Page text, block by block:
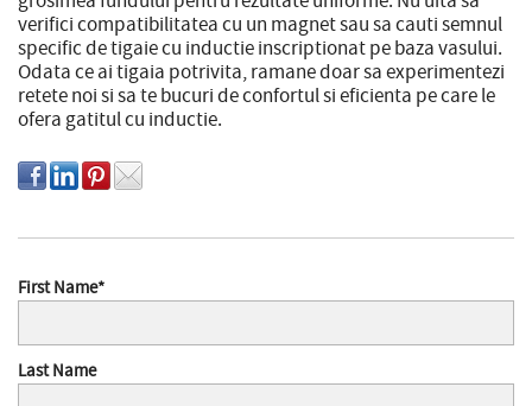
verifici compatibilitatea cu un magnet sau sa cauti semnul
specific de tigaie cu inductie inscriptionat pe baza vasului.
Odata ce ai tigaia potrivita, ramane doar sa experimentezi
retete noi si sa te bucuri de confortul si eficienta pe care le
ofera gatitul cu inductie.
First Name*
Last Name